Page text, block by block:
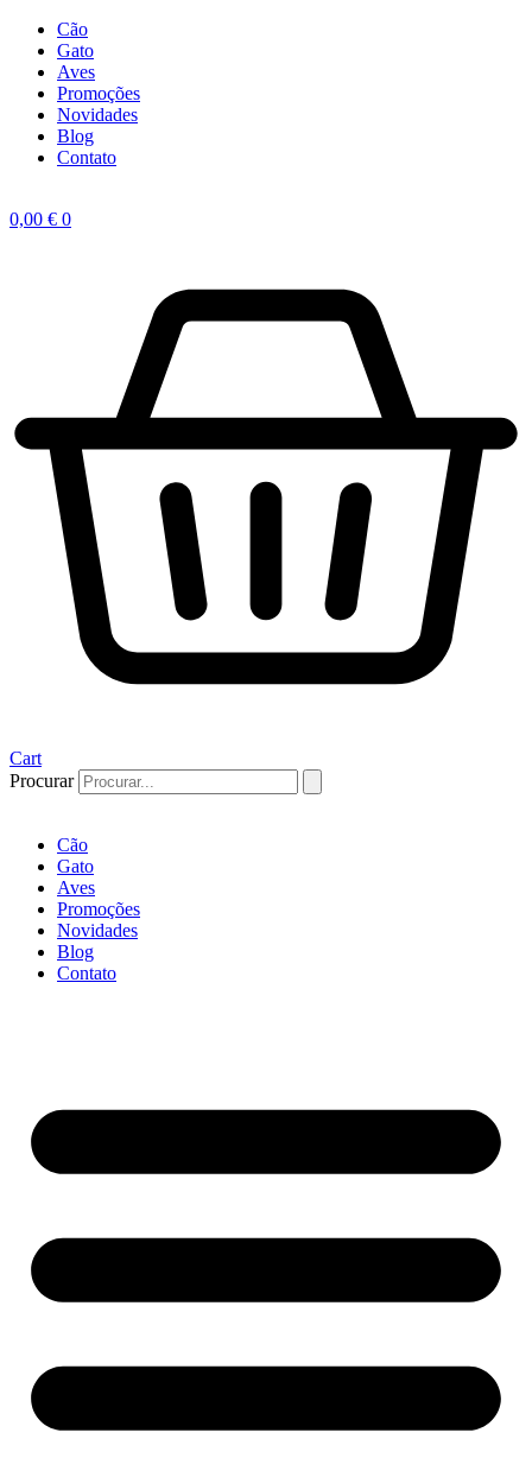
Cão
Gato
Aves
Promoções
Novidades
Blog
Contato
0,00 € 0
Cart
Procurar
Cão
Gato
Aves
Promoções
Novidades
Blog
Contato